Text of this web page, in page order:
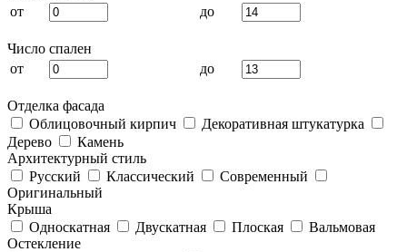
от
до
Число спален
от
до
Отделка фасада
Облицовочный кирпич
Декоративная штукатурка
Дерево
Камень
Архитектурный стиль
Русский
Классический
Современный
Оригинальный
Крыша
Односкатная
Двускатная Плоская
Вальмовая
Остекление